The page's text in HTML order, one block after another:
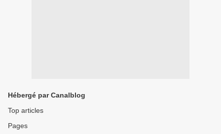
Hébergé par Canalblog
Top articles
Pages